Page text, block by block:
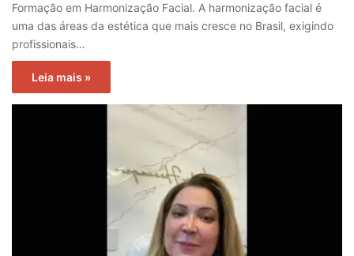
Formação em Harmonização Facial. A harmonização facial é
uma das áreas da estética que mais cresce no Brasil, exigindo
profissionais…
Leia mais »